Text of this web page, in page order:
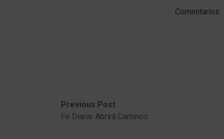
Comentarios
Previous Post
Fe Diaria: Abrirá Caminos